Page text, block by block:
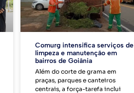
Comurg intensifica serviços de
limpeza e manutenção em
bairros de Goiânia
Além do corte de grama em
praças, parques e canteiros
centrais, a força-tarefa inclui